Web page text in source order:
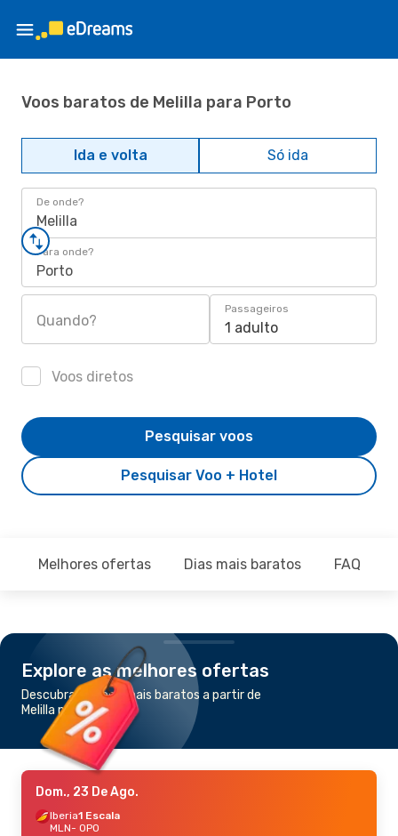
Voos baratos de Melilla para Porto
Ida e volta Só ida
De onde?
Melilla
Para onde?
Porto
Quando?
Passageiros
1 adulto
Voos diretos
Pesquisar Voo + Hotel
Pesquisar voos
Melhores ofertas Dias mais baratos FAQ
Explore as melhores ofertas
Descubra os voos mais baratos a partir de
Melilla para Porto
Dom., 23 De Ago.
Iberia1 Escala
MLN- OPO